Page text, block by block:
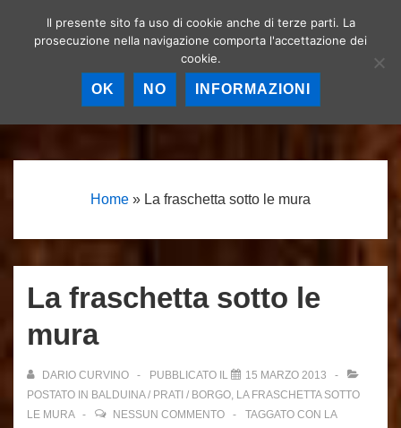
Birrerie artigianali a
Roma – La birra
artigianale nella
principale
Home » La fraschetta sotto le mura
La fraschetta sotto le
mura
DARIO CURVINO PUBBLICATO IL
15 MARZO 2013
POSTATO IN BALDUINA / PRATI / BORGO, LA FRASCHETTA SOTTO
LE MURA
NESSUN COMMENTO TAGGATO CON LA
Il presente sito fa uso di cookie anche di terze parti. La
prosecuzione nella navigazione comporta l'accettazione dei
cookie.
OK NO INFORMAZIONI